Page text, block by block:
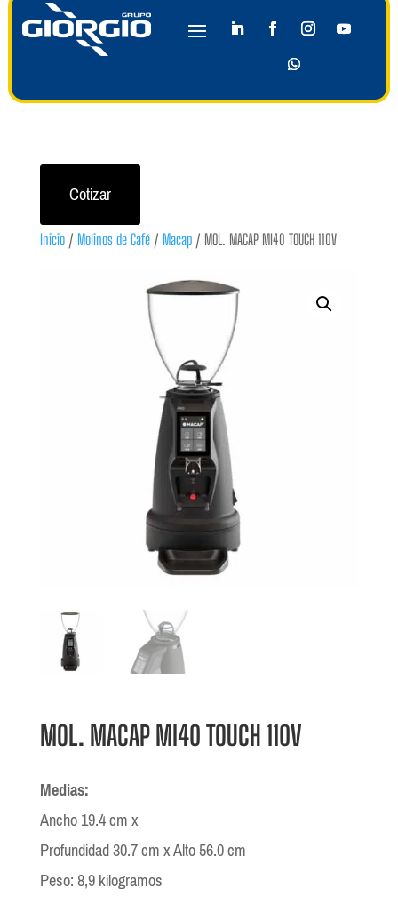
Cotizar
Inicio/ Molinos de Café/ Macap/ MOL. MACAP MI40 TOUCH 110V
MOL. MACAP MI40 TOUCH 110V
Medias:
Ancho 19.4 cm x
Profundidad 30.7 cm x Alto 56.0 cm
Peso: 8,9 kilogramos